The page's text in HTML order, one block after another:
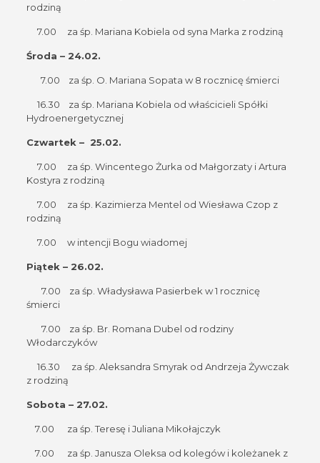
rodziną
7.00 za śp. Mariana Kobiela od syna Marka z rodziną
Środa – 24.02.
7.00 za śp. O. Mariana Sopata w 8 rocznicę śmierci
16.30 za śp. Mariana Kobiela od właścicieli Spółki
Hydroenergetycznej
Czwartek – 25.02.
7.00 za śp. Wincentego Żurka od Małgorzaty i Artura
Kostyra z rodziną
7.00 za śp. Kazimierza Mentel od Wiesława Czop z
rodziną
7.00 w intencji Bogu wiadomej
Piątek – 26.02.
7.00 za śp. Władysława Pasierbek w 1 rocznicę
śmierci
7.00 za śp. Br. Romana Dubel od rodziny
Włodarczyków
16.30
za śp. Aleksandra Smyrak od Andrzeja Żywczak
z rodziną
Sobota – 27.02.
7.00 za śp. Teresę i Juliana Mikołajczyk
7.00 za śp. Janusza Oleksa od kolegów i koleżanek z